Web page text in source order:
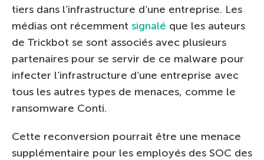
tiers dans l’infrastructure d’une entreprise. Les
médias ont récemment signalé que les auteurs
de Trickbot se sont associés avec plusieurs
partenaires pour se servir de ce malware pour
infecter l’infrastructure d’une entreprise avec
tous les autres types de menaces, comme le
ransomware Conti.
Cette reconversion pourrait être une menace
supplémentaire pour les employés des SOC des